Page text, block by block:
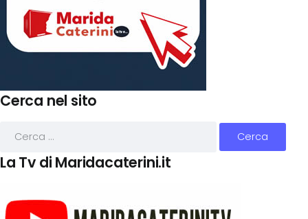
Cerca nel sito
La Tv di Maridacaterini.it